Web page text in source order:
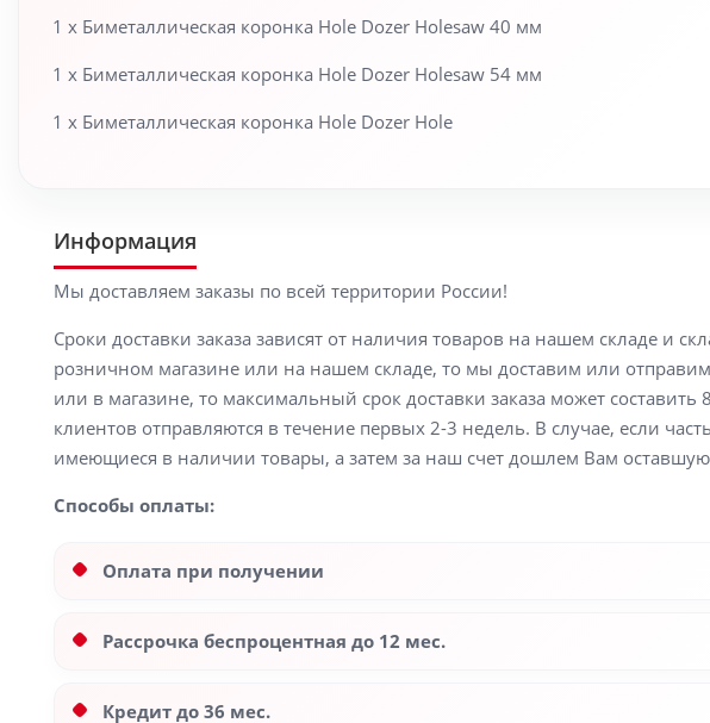
1 х Биметаллическая коронка Hole Dozer Holesaw 40 мм
1 х Биметаллическая коронка Hole Dozer Holesaw 54 мм
1 х Биметаллическая коронка Hole Dozer Hole
Информация
Мы доставляем заказы по всей территории России!
Сроки доставки заказа зависят от наличия товаров на нашем складе и
розничном магазине или на нашем складе, то мы доставим или отправим
или в магазине, то максимальный срок доставки заказа может
клиентов отправляются в течение первых 2-3 недель. В случае, если
имеющиеся в наличии товары, а затем за наш счет дошлем Вам
Способы оплаты:
Оплата при получении
Рассрочка беспроцентная до 12 мес.
Кредит до 36 мес.